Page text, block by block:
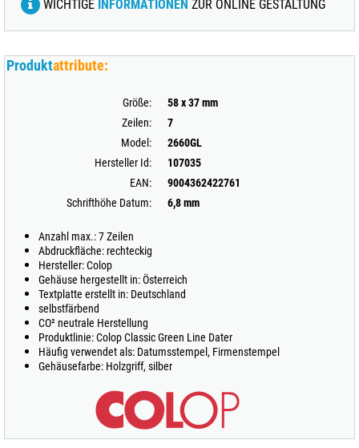
WICHTIGE INFORMATIONEN ZUR ONLINE GESTALTUNG
Produktattribute:
Größe:
58 x 37 mm
Zeilen:
7
Model:
2660GL
Hersteller Id:
107035
EAN:
9004362422761
Schrifthöhe Datum:
6,8 mm
Anzahl max.: 7 Zeilen
Abdruckfläche: rechteckig
Hersteller: Colop
Gehäuse hergestellt in: Österreich
Textplatte erstellt in: Deutschland
selbstfärbend
CO² neutrale Herstellung
Produktlinie: Colop Classic Green Line Dater
Häufig verwendet als: Datumsstempel, Firmenstempel
Gehäusefarbe: Holzgriff, silber